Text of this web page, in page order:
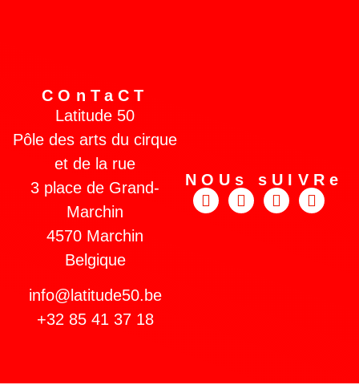
COnTaCT
Latitude 50
Pôle des arts du cirque
et de la rue
3 place de Grand-
Marchin
4570 Marchin
Belgique
info@latitude50.be
+32 85 41 37 18
NOUs sUIVRe